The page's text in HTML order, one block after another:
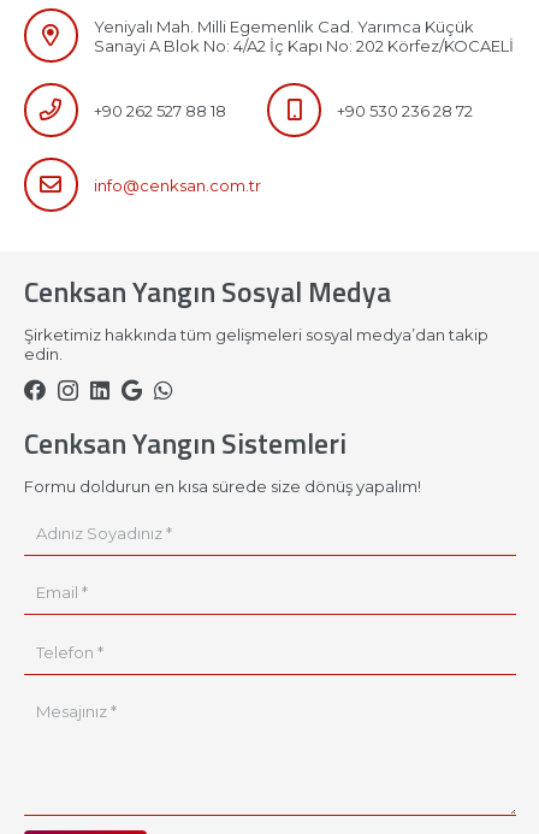
Yeniyalı Mah. Milli Egemenlik Cad. Yarımca Küçük
Sanayi A Blok No: 4/A2 İç Kapı No: 202 Körfez/KOCAELİ
+90 262 527 88 18 +90 530 236 28 72
info@cenksan.com.tr
Cenksan Yangın Sosyal Medya
Şirketimiz hakkında tüm gelişmeleri sosyal medya’dan takip
edin.
Cenksan Yangın Sistemleri
Formu doldurun en kısa sürede size dönüş yapalım!